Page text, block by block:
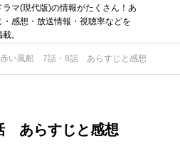
ラマ(現代版)の情報がたくさん！あ
・感想・放送情報・視聴率などを
。
赤い風船 7話・8話 あらすじと感想
あらすじと感想